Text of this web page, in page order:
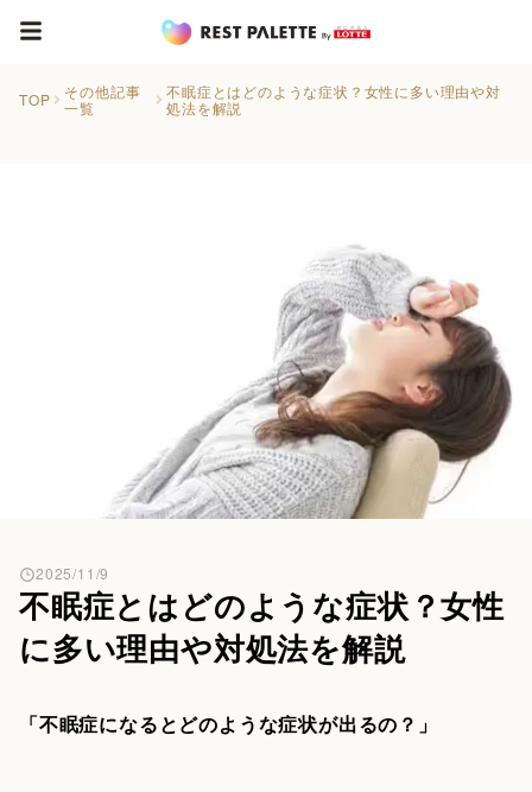
TOP
その他記事
一覧
不眠症とはどのような症状？女性に多い理由や対
処法を解説
不眠症とはどのような症状？女性
に多い理由や対処法を解説
2025/11/9
「不眠症になるとどのような症状が出るの？」